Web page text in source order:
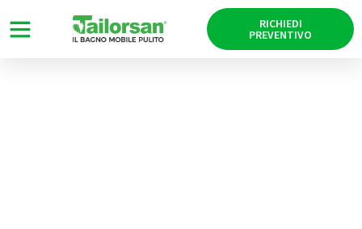
RICHIEDI
PREVENTIVO